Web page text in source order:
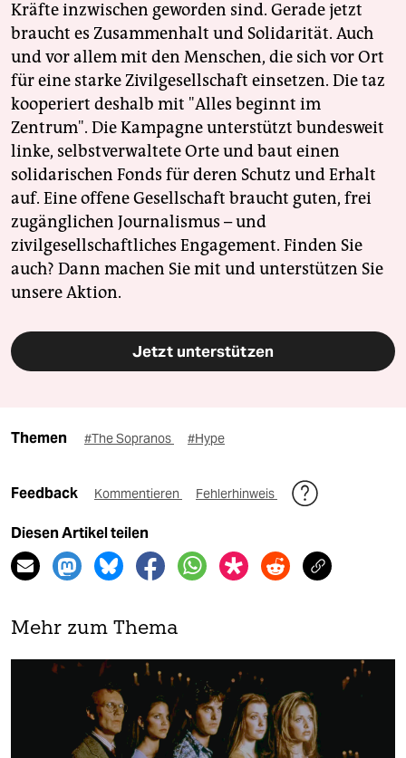
Kräfte inzwischen geworden sind. Gerade jetzt
braucht es Zusammenhalt und Solidarität. Auch
und vor allem mit den Menschen, die sich vor Ort
für eine starke Zivilgesellschaft einsetzen. Die taz
kooperiert deshalb mit "Alles beginnt im
Zentrum". Die Kampagne unterstützt bundesweit
linke, selbstverwaltete Orte und baut einen
solidarischen Fonds für deren Schutz und Erhalt
auf. Eine offene Gesellschaft braucht guten, frei
zugänglichen Journalismus – und
zivilgesellschaftliches Engagement. Finden Sie
auch? Dann machen Sie mit und unterstützen Sie
unsere Aktion.
Jetzt unterstützen
Themen #The Sopranos #Hype
Feedback Kommentieren Fehlerhinweis
Diesen Artikel teilen
Mehr zum Thema